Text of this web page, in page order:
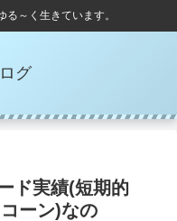
～く生きています。
グ
ド実績(短期的
ーン)なの